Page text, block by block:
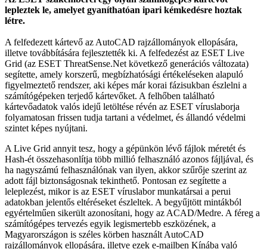
lepleztek le, amelyet gyaníthatóan ipari kémkedésre hoztak
létre.
A felfedezett kártevő az AutoCAD rajzállományok ellopására,
illetve továbbítására fejlesztették ki. A felfedezést az ESET Live
Grid (az ESET ThreatSense.Net következő generációs változata)
segítette, amely korszerű, megbízhatósági értékeléseken alapuló
figyelmeztető rendszer, aki képes már korai fázisukban észlelni a
számítógépeken terjedő kártevőket. A felhőben található
kártevőadatok valós idejű letöltése révén az ESET víruslaborja
folyamatosan frissen tudja tartani a védelmet, és állandó védelmi
szintet képes nyújtani.
A Live Grid annyit tesz, hogy a gépünkön lévő fájlok méretét és
Hash-ét összehasonlítja több millió felhasználó azonos fájljával, és
ha nagyszámú felhasználónak van ilyen, akkor szűrője szerint az
adott fájl biztonságosnak tekinthető. Pontosan ez segítette a
leleplezést, mikor is az ESET víruslabor munkatársai a perui
adatokban jelentős eltéréseket észleltek. A begyűjtött mintákból
egyértelműen sikerült azonosítani, hogy az ACAD/Medre. A féreg a
számítógépes tervezés egyik legismertebb eszközének, a
Magyarországon is széles körben használt AutoCAD
rajzállományok ellopására, illetve ezek e-mailben Kínába való